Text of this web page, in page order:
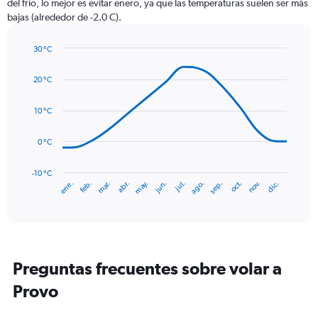
has
1
axis
values.
del frío, lo mejor es evitar enero, ya que las temperaturas suelen ser más
bajas (alrededor de -2.0 C).
with
data
The
has
14
The
ene. feb. mar. abr. may. jun. jul. ago. sep. oct. nov. dic.
-10 °C
0 °C
10 °C
20 °C
30 °C
Preguntas frecuentes sobre volar a
Provo